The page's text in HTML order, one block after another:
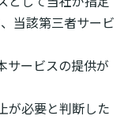
当該第三者サービ
サービスの提供が
が必要と判断した